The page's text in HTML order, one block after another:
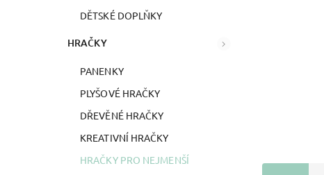
DĚTSKÉ DOPLŇKY
HRAČKY
PANENKY
PLYŠOVÉ HRAČKY
DŘEVĚNÉ HRAČKY
KREATIVNÍ HRAČKY
HRAČKY PRO NEJMENŠÍ